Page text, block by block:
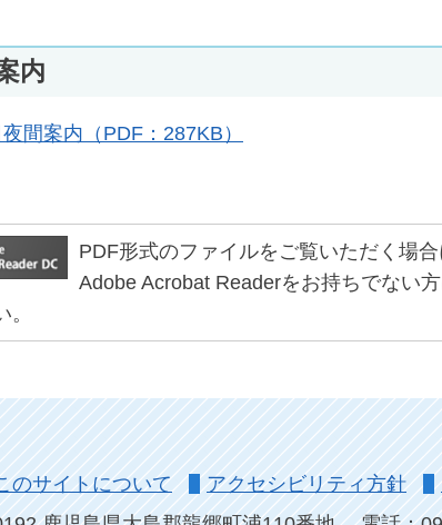
内
間案内（PDF：287KB）
PDF形式のファイルをご覧いただく場
Adobe Acrobat Readerをお持ちでない
のサイトについて アクセシビリティ方針